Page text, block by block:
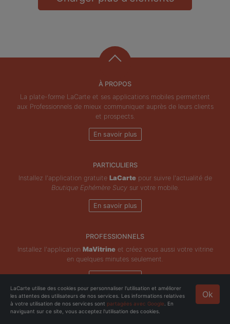
À PROPOS
La plate-forme LaCarte et ses applications mobiles permettent
aux Professionnels de mieux communiquer auprès de leurs clients
et prospects.
En savoir plus
PARTICULIERS
Installez l'application gratuite LaCartepour suivre l'actualité de
Boutique Ephémère Sucysur votre mobile.
En savoir plus
PROFESSIONNELS
Installez l'application MaVitrineet créez vous aussi votre vitrine
en quelques minutes seulement.
En savoir plus
Copyright © ZeMAP 2026 - Tous droits réservés. Ok
LaCarte utilise des cookies pour personnaliser l'utilisation et améliorer
les attentes des utilisateurs de nos services. Les informations relatives
à votre utilisation de nos services sont partagées avec Google . En
naviguant sur ce site, vous acceptez l'utilisation des cookies.